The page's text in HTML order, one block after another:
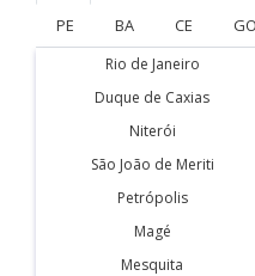
PE
BA CE
Rio de Janeiro
Duque de Caxias
Niterói
São João de Meriti
Petrópolis
Magé
Mesquita